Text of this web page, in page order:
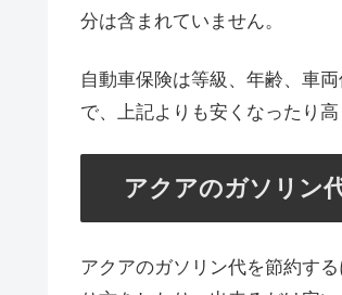
分は含まれていません。
自動車保険は等級、年齢、車
で、上記よりも安くなったり高
アクアのガソリン
アクアのガソリン代を節約す